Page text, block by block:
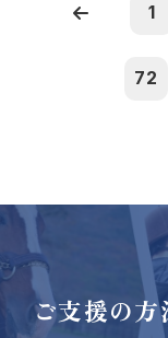
1
72
ご支援の方